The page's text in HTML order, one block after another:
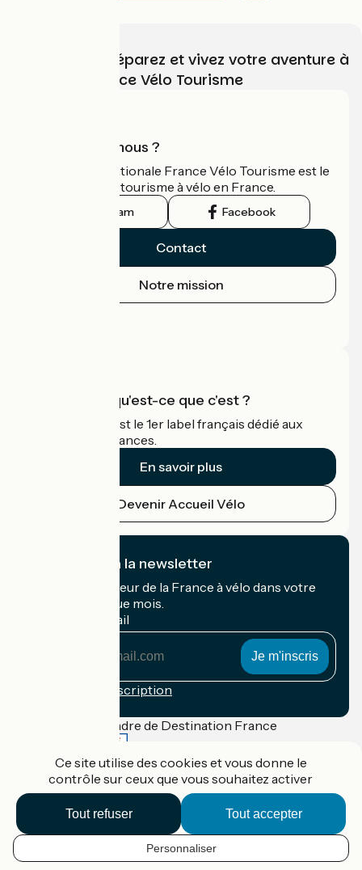
FR
Choisissez, préparez et vivez votre aventure à
vélo avec France Vélo Tourisme
Qui sommes-nous ?
L'association nationale France Vélo Tourisme est le
guide officiel du tourisme à vélo en France.
Instagram Facebook
Contact
Notre mission
Accueil Vélo qu'est-ce que c'est ?
Accueil Vélo c'est le 1er label français dédié aux
cyclistes en vacances.
En savoir plus
Devenir Accueil Vélo
Je m'abonne à la newsletter
Recevez le meilleur de la France à vélo dans votre
boîte mail chaque mois.
Mon adresse mail
Conditions d'inscription
Financé dans le cadre de Destination France
Accueil Vélo Pro
Mentions légales
Confidentialité
Contact
Ce site utilise des cookies et vous donne le
contrôle sur ceux que vous souhaitez activer
Tout accepter
Tout refuser
Personnaliser